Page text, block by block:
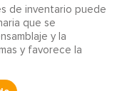
de inventario puede
que se
y la
y favorece la